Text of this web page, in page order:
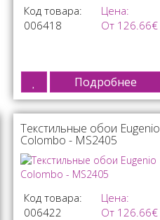
Код товара:
006418
Цена:
От 126.66€
Подробнее
Текстильные обои Eugenio
Colombo - MS2405
Код товара:
006422
Цена:
От 126.66€